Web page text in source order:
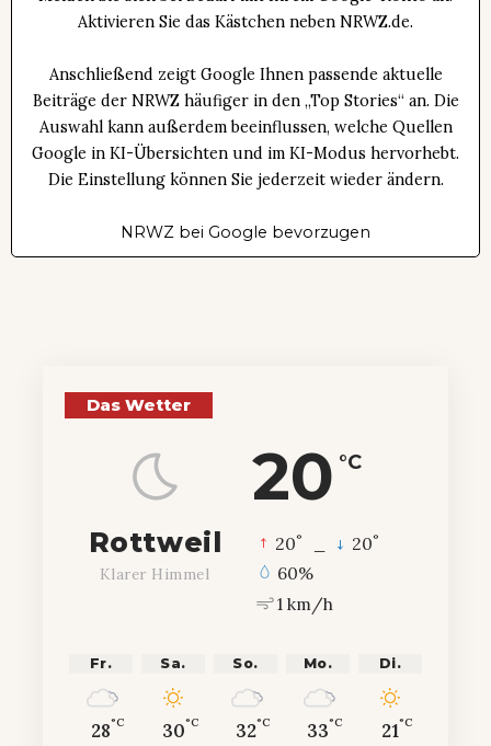
Aktivieren Sie das Kästchen neben NRWZ.de.
Anschließend zeigt Google Ihnen passende aktuelle
Beiträge der NRWZ häufiger in den „Top Stories“ an. Die
Auswahl kann außerdem beeinflussen, welche Quellen
Google in KI-Übersichten und im KI-Modus hervorhebt.
Die Einstellung können Sie jederzeit wieder ändern.
NRWZ bei Google bevorzugen
Das Wetter
20 °C
Rottweil
Klarer Himmel
20° 20°
60%
1 km/h
Fr.
28°C
Sa.
30°C
So.
32°C
Mo.
33°C
Di.
21°C